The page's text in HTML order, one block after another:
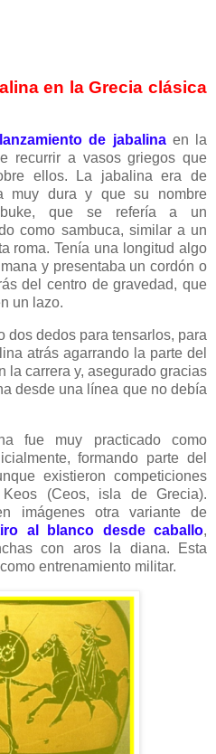
en la Grecia clásica
lanzamiento de jabalinaen la
recurrir a vasos griegos que
ellos. La jabalina era de
muy dura y que su nombre
que se refería a un
como sambuca, similar a un
roma. Tenía una longitud algo
y presentaba un cordón o
del centro de gravedad, que
un lazo.
dos dedos para tensarlos, para
atrás agarrando la parte del
la carrera y, asegurado gracias
desde una línea que no debía
fue muy practicado como
formando parte del
existieron competiciones
(Ceos, isla de Grecia).
imágenes otra variante de
al blanco desde caballo,
con aros la diana. Esta
entrenamiento militar.